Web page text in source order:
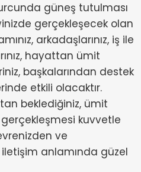
güneş tutulması
gerçekleşecek olan
arkadaşlarınız, iş ile
hayattan ümit
başkalarından destek
etkili olacaktır.
beklediğiniz, ümit
kuvvetle
ve
iletişim anlamında güzel